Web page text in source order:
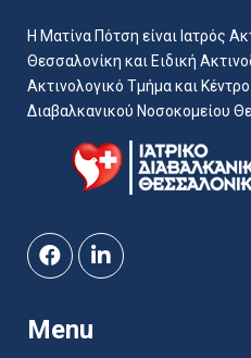
Η Ματίνα Πότση είναι Ιατρός
Θεσσαλονίκη και Ειδική
Ακτινολογικό Τμήμα και
Διαβαλκανικού Νοσοκομείου
Menu